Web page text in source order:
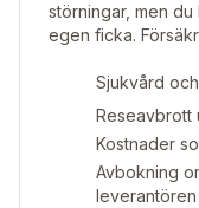
störningar, men
egen ficka.
Sjukvård
Reseavbrott
Kostnader
Avbokning
leverantören